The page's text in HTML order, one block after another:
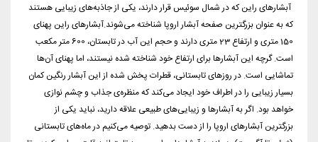
آبشارهای راین که در شمال سوئیس قرار دارند، یکی از جاذبه‌های زیبایی هستند
که به عنوان بزرگترین صفحه آبشار اروپا شناخته می‌شوند.آبشارهای راین پهنای
150 متری و ارتفاع 23 متری دارند و حجم این آب در تابستان، 600 متر مکعب
است. گرچه این آبشارها برای ارتفاع خود شناخته شده نیستند، اما پهنای آن‌ها
تماشایی است. در روزهای تابستانی، قطرات پخش شده از این آبشار رنگین کمان
بسیار زیبایی را در اطراف خود ایجاد می‌کند که منظره‌ی جذاب و چشم نوازی
خواهد بود. اگر به آبشارها و زیبایی‌های طبیعی علاقه دارید، نباید یکی از
بزرگترین آبشار‌های اروپا را از دست بدهید. توصیه می‌کنیم در ماه‌های تابستانی